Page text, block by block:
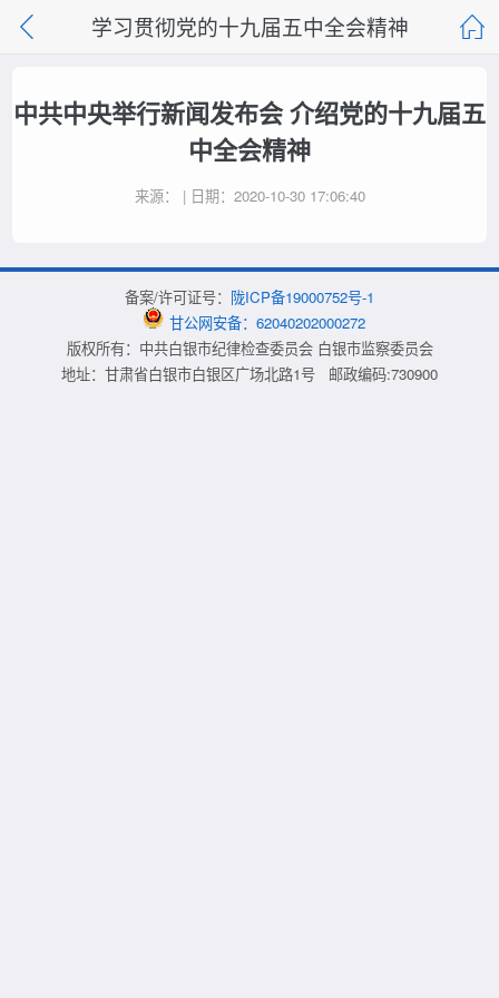
学习贯彻党的十九届五中全会精神
中共中央举行新闻发布会 介绍党的十九届五
中全会精神
来源： | 日期：2020-10-30 17:06:40
备案/许可证号： 陇ICP备19000752号-1
甘公网安备：62040202000272
版权所有：中共白银市纪律检查委员会 白银市监察委员会
地址：甘肃省白银市白银区广场北路1号 邮政编码:730900